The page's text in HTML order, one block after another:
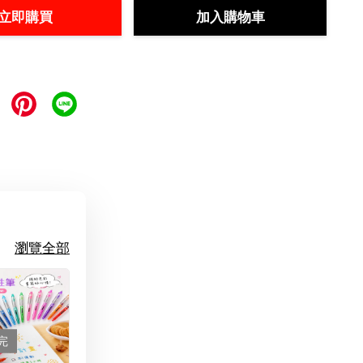
即購買 加入購物車
瀏覽全部